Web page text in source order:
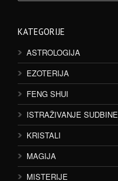
KATEGORIJE
ASTROLOGIJA
EZOTERIJA
FENG SHUI
ISTRAŽIVANJE SUDBINE
KRISTALI
MAGIJA
MISTERIJE